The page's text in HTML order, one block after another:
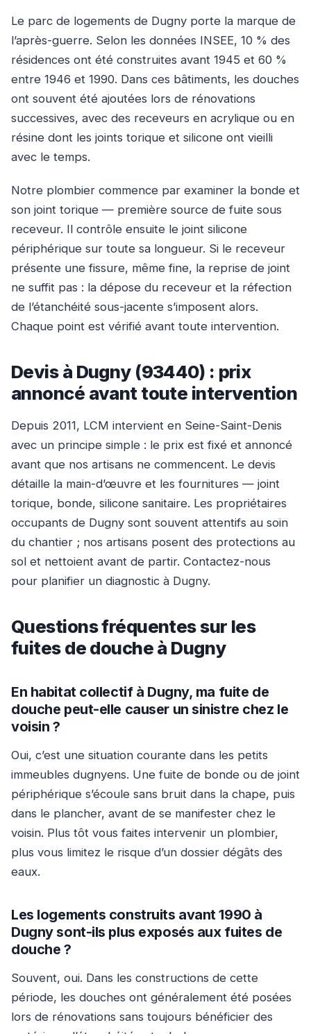
Le parc de logements de Dugny porte la marque de
l’après-guerre. Selon les données INSEE, 10 % des
résidences ont été construites avant 1945 et 60 %
entre 1946 et 1990. Dans ces bâtiments, les douches
ont souvent été ajoutées lors de rénovations
successives, avec des receveurs en acrylique ou en
résine dont les joints torique et silicone ont vieilli
avec le temps.
Notre plombier commence par examiner la bonde et
son joint torique — première source de fuite sous
receveur. Il contrôle ensuite le joint silicone
périphérique sur toute sa longueur. Si le receveur
présente une fissure, même fine, la reprise de joint
ne suffit pas : la dépose du receveur et la réfection
de l’étanchéité sous-jacente s’imposent alors.
Chaque point est vérifié avant toute intervention.
Devis à Dugny (93440) : prix
annoncé avant toute intervention
Depuis 2011, LCM intervient en Seine-Saint-Denis
avec un principe simple : le prix est fixé et annoncé
avant que nos artisans ne commencent. Le devis
détaille la main-d’œuvre et les fournitures — joint
torique, bonde, silicone sanitaire. Les propriétaires
occupants de Dugny sont souvent attentifs au soin
du chantier ; nos artisans posent des protections au
sol et nettoient avant de partir. Contactez-nous
pour planifier un diagnostic à Dugny.
Questions fréquentes sur les
fuites de douche à Dugny
En habitat collectif à Dugny, ma fuite de
douche peut-elle causer un sinistre chez le
voisin ?
Oui, c’est une situation courante dans les petits
immeubles dugnyens. Une fuite de bonde ou de joint
périphérique s’écoule sans bruit dans la chape, puis
dans le plancher, avant de se manifester chez le
voisin. Plus tôt vous faites intervenir un plombier,
plus vous limitez le risque d’un dossier dégâts des
eaux.
Les logements construits avant 1990 à
Dugny sont-ils plus exposés aux fuites de
douche ?
Souvent, oui. Dans les constructions de cette
période, les douches ont généralement été posées
lors de rénovations sans toujours bénéficier des